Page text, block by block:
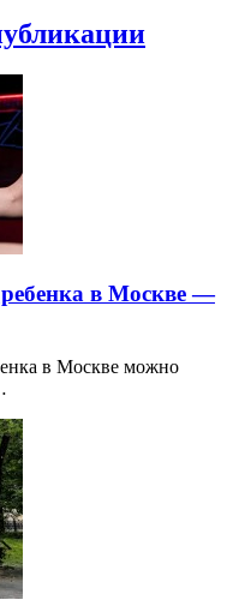
ребенка в Москве —
в Москве можно